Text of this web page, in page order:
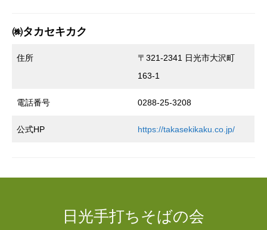
㈱タカセキカク
住所
〒321-2341 日光市大沢町
163-1
電話番号 0288-25-3208
公式HP https://takasekikaku.co.jp/
日光手打ちそばの会